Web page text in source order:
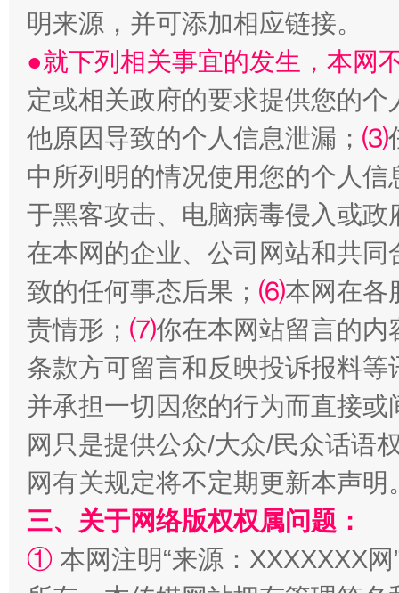
解纷+调解+退费，一次搞定
站台名比不上好声名
走
明来源，并可添加相应链接。
●就下列相关事宜的发生，本网
定或相关政府的要求提供您的个
他原因导致的个人信息泄漏； ⑶
中所列明的情况使用您的个人
于黑客攻击、电脑病毒侵入或
在本网的企业、公司网站和共
致的任何事态后果； ⑹本网在各
责情形； ⑺你在本网站留言的内
条款方可留言和反映投诉报料
并承担一切因您的行为而直接
网只是提供公众/大众/民众话语
网有关规定将不定期更新本声明
三、关于网络版权权属问题：
① 本网注明“来源：XXXXXXX